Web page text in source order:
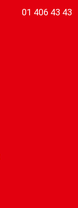
01 406 43 43